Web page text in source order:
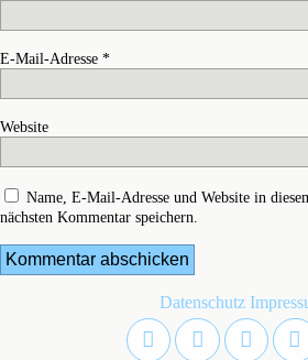
E-Mail-Adresse *
Website
Name, E-Mail-Adresse und Website in
nächsten Kommentar speichern.
Datenschutz